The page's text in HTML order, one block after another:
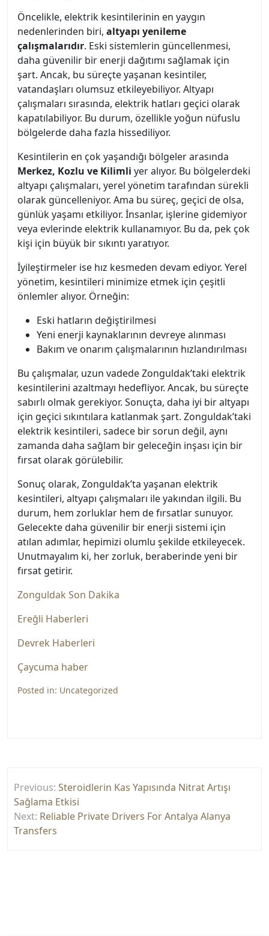
Öncelikle, elektrik kesintilerinin en yaygın
nedenlerinden biri, altyapı yenileme
çalışmalarıdır. Eski sistemlerin güncellenmesi,
daha güvenilir bir enerji dağıtımı sağlamak için
şart. Ancak, bu süreçte yaşanan kesintiler,
vatandaşları olumsuz etkileyebiliyor. Altyapı
çalışmaları sırasında, elektrik hatları geçici olarak
kapatılabiliyor. Bu durum, özellikle yoğun nüfuslu
bölgelerde daha fazla hissediliyor.
Kesintilerin en çok yaşandığı bölgeler arasında
Merkez, Kozlu ve Kilimli yer alıyor. Bu bölgelerdeki
altyapı çalışmaları, yerel yönetim tarafından sürekli
olarak güncelleniyor. Ama bu süreç, geçici de olsa,
günlük yaşamı etkiliyor. İnsanlar, işlerine gidemiyor
veya evlerinde elektrik kullanamıyor. Bu da, pek çok
kişi için büyük bir sıkıntı yaratıyor.
İyileştirmeler ise hız kesmeden devam ediyor. Yerel
yönetim, kesintileri minimize etmek için çeşitli
önlemler alıyor. Örneğin:
Eski hatların değiştirilmesi
Yeni enerji kaynaklarının devreye alınması
Bakım ve onarım çalışmalarının hızlandırılması
Bu çalışmalar, uzun vadede Zonguldak’taki elektrik
kesintilerini azaltmayı hedefliyor. Ancak, bu süreçte
sabırlı olmak gerekiyor. Sonuçta, daha iyi bir altyapı
için geçici sıkıntılara katlanmak şart. Zonguldak’taki
elektrik kesintileri, sadece bir sorun değil, aynı
zamanda daha sağlam bir geleceğin inşası için bir
fırsat olarak görülebilir.
Sonuç olarak, Zonguldak’ta yaşanan elektrik
kesintileri, altyapı çalışmaları ile yakından ilgili. Bu
durum, hem zorluklar hem de fırsatlar sunuyor.
Gelecekte daha güvenilir bir enerji sistemi için
atılan adımlar, hepimizi olumlu şekilde etkileyecek.
Unutmayalım ki, her zorluk, beraberinde yeni bir
fırsat getirir.
Zonguldak Son Dakika
Ereğli Haberleri
Devrek Haberleri
Çaycuma haber
Posted in: Uncategorized
gezinmesi
Previous: Steroidlerin Kas Yapısında Nitrat Artışı
Sağlama Etkisi
Next: Reliable Private Drivers For Antalya Alanya
Transfers